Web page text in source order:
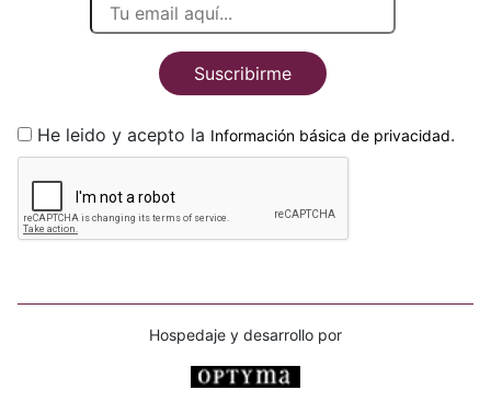
Suscribirme
He leido y acepto la Información básica de privacidad.
Hospedaje y desarrollo por